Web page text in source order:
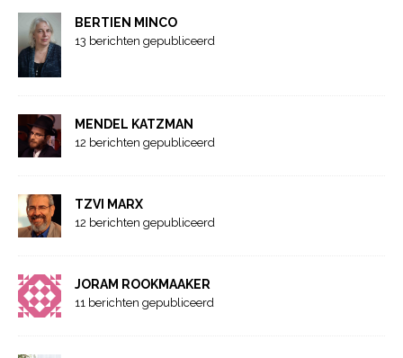
BERTIEN MINCO
13 berichten gepubliceerd
MENDEL KATZMAN
12 berichten gepubliceerd
TZVI MARX
12 berichten gepubliceerd
JORAM ROOKMAAKER
11 berichten gepubliceerd